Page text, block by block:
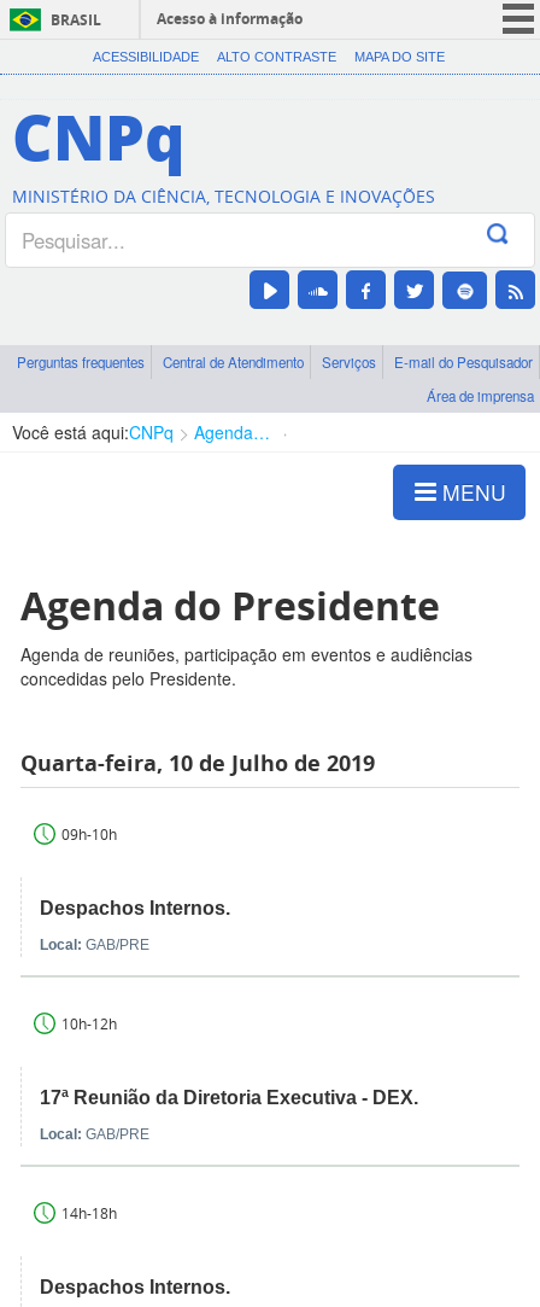
BRASIL
Acesso à informação
CORONAVÍRUS (COVID-19)
Canais
ACESSIBILIDADE ALTO CONTRASTE MAPA DO SITE
CNPq
MINISTÉRIO DA CIÊNCIA, TECNOLOGIA E INOVAÇÕES
Perguntas frequentes Central de Atendimento Serviços
E-mail do Pesquisador
Área de imprensa
Você está aqui:CNPq Agenda de autoridades
MENU
Agenda do Presidente
Agenda de reuniões, participação em eventos e audiências
concedidas pelo Presidente.
Quarta-feira, 10 de Julho de 2019
09h-10h
Despachos Internos.
Local: GAB/PRE
10h-12h
17ª Reunião da Diretoria Executiva - DEX.
Local: GAB/PRE
14h-18h
Despachos Internos.